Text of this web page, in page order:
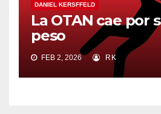
DANIEL KERSFFELD
La OTAN cae por
peso
FEB 2, 2026 RK